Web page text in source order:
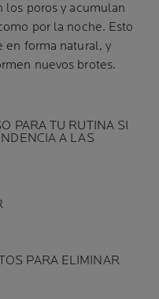
los poros y acumulan
por la noche. Esto
en forma natural, y
nuevos brotes.
PARA TU RUTINA SI
A LAS
PARA ELIMINAR